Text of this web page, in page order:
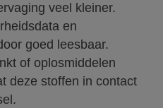
veel kleiner.
en
goed leesbaar.
of oplosmiddelen
deze stoffen in contact